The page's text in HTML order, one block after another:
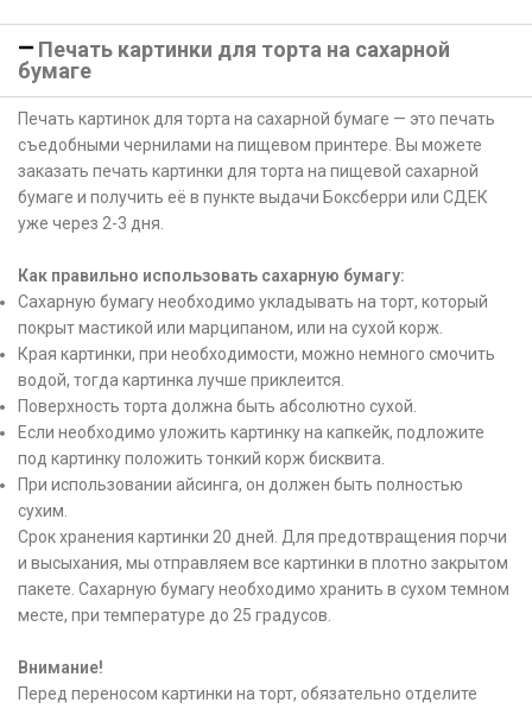
Печать картинки для торта на сахарной
бумаге
Печать картинок для торта на сахарной бумаге — это печать
съедобными чернилами на пищевом принтере. Вы можете
заказать печать картинки для торта на пищевой сахарной
бумаге и получить её в пункте выдачи Боксберри или СДЕК
уже через 2-3 дня.
Как правильно использовать сахарную бумагу:
Сахарную бумагу необходимо укладывать на торт, который
покрыт мастикой или марципаном, или на сухой корж.
Края картинки, при необходимости, можно немного смочить
водой, тогда картинка лучше приклеится.
Поверхность торта должна быть абсолютно сухой.
Если необходимо уложить картинку на капкейк, подложите
под картинку положить тонкий корж бисквита.
При использовании айсинга, он должен быть полностью
сухим.
Срок хранения картинки 20 дней. Для предотвращения порчи
и высыхания, мы отправляем все картинки в плотно закрытом
пакете. Сахарную бумагу необходимо хранить в сухом темном
месте, при температуре до 25 градусов.
Внимание!
Перед переносом картинки на торт, обязательно отделите